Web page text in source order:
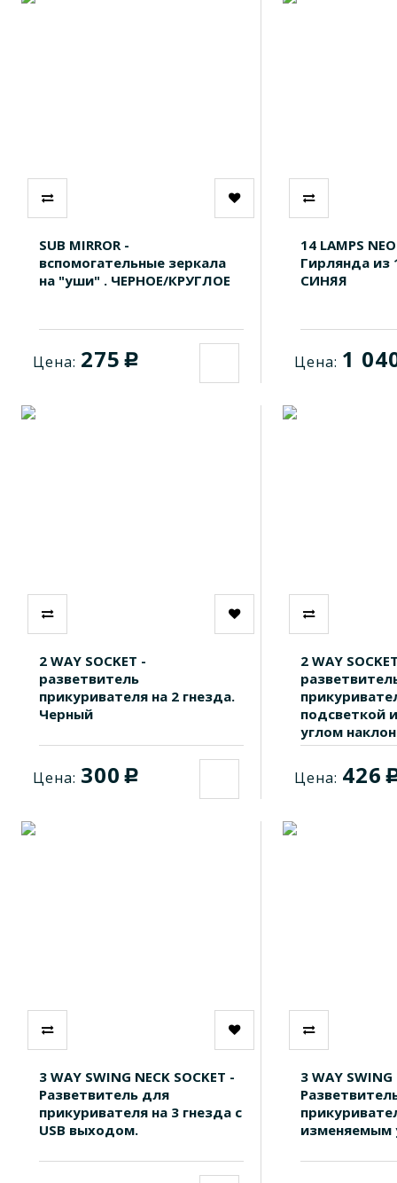
SUB MIRROR -
вспомогательные зеркала
на "уши" . ЧЕРНОЕ/КРУГЛОЕ
Цена: 275 c
14 LAMPS
Гирлянда из
СИНЯЯ
Цена: 1
2 WAY SOCKET -
разветвитель
прикуривателя на 2 гнезда.
Черный
Цена: 300 c
2 WAY
подсветкой
углом
Цена: 426
3 WAY SWING NECK SOCKET -
Разветвитель для
прикуривателя на 3 гнезда с
USB выходом.
3 WAY SWING
изменяемым